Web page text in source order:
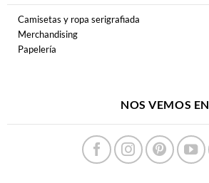
Camisetas y ropa serigrafiada
Merchandising
Papelería
NOS VEMOS EN